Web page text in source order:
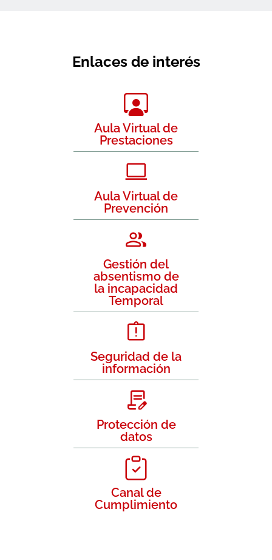
Enlaces de interés
Aula Virtual de
Prestaciones
Aula Virtual de
Prevención
Gestión del
absentismo de
la incapacidad
Temporal
Seguridad de la
información
Protección de
datos
Canal de
Cumplimiento